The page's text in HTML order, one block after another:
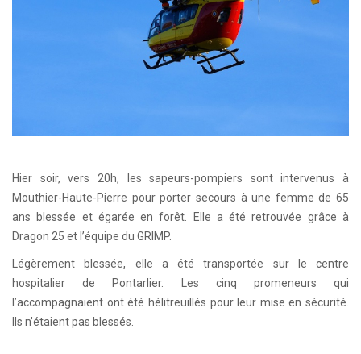
Hier soir, vers 20h, les sapeurs-pompiers sont intervenus à
Mouthier-Haute-Pierre pour porter secours à une femme de 65
ans blessée et égarée en forêt. Elle a été retrouvée grâce à
Dragon 25 et l’équipe du GRIMP.
Légèrement blessée, elle a été transportée sur le centre
hospitalier de Pontarlier. Les cinq promeneurs qui
l’accompagnaient ont été hélitreuillés pour leur mise en sécurité.
Ils n’étaient pas blessés.